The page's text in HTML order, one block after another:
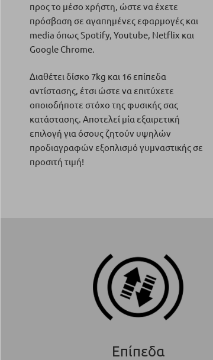
προς το μέσο χρήστη, ώστε να έχετε
πρόσβαση σε αγαπημένες εφαρμογές και
media όπως Spotify, Youtube, Netflix και
Google Chrome.
Διαθέτει δίσκο 7kg και 16 επίπεδα
αντίστασης, έτσι ώστε να επιτύχετε
οποιοδήποτε στόχο της φυσικής σας
κατάστασης. Αποτελεί μία εξαιρετική
επιλογή για όσους ζητούν υψηλών
προδιαγραφών εξοπλισμό γυμναστικής σε
προσιτή τιμή!
Επίπεδα